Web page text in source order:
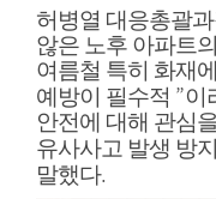
허병열 대응총괄
않은 노후 아파트
여름철 특히 화재
예방이 필수적 ”이
안전에 대해 관심
유사사고 발생 방
말했다.